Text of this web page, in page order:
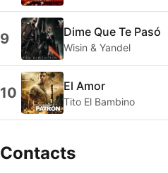
9 Dime Que Te Pasó
Wisin & Yandel
10 El Amor
Tito El Bambino
Contacts